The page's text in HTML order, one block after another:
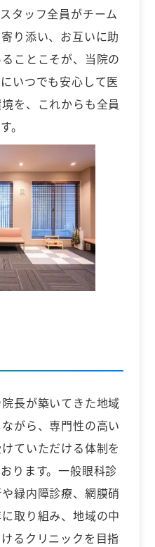
タッフ全員がチーム
り添い、お互いに助
ことこそが、当院の
いつでも安心して医
を、これからも全員
。
長が築いてきた地域
がら、専門性の高い
ていただける体制を
ります。一般眼科診
緑内障診療、網膜硝
取り組み、地域の中
るクリニックを目指